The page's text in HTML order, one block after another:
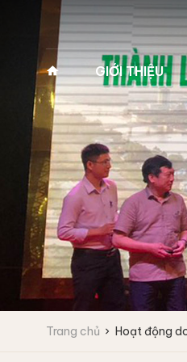
GIỚI THIỆU
Về Pan
Lịch sử
Tầm nhìn -
Giá trị cốt
Lĩnh vực
Vì sao
MÁY GIẶT VẮT CÔNG
NGHIỆP
Máy giặt công nghiệp
Fagor
Máy giặt vắt tốc độ
Máy giặt vắt tốc độ
Máy giặt công nghiệp
IPSO
Máy giặt vắt tốc độ
Trang chủ Hoạt động